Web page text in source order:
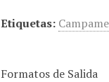
Etiquetas:
Formatos de Salida